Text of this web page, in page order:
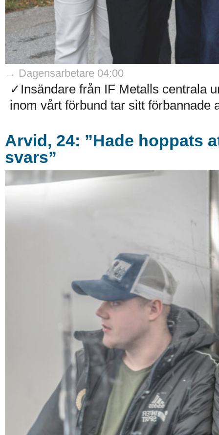
→ Dagensarbetare 04:00
✓Insändare från IF Metalls centrala
inom vårt förbund tar sitt förbannade
Arvid, 24: ”Hade hoppats
svars”